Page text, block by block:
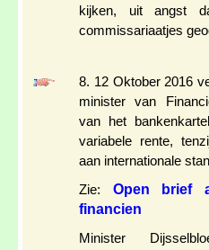
kijken, uit angst
commissariaatjes
8. 12 Oktober 2016
minister van
van het
variabele rente,
aan internationale
Zie: Open brief
financien
Minister